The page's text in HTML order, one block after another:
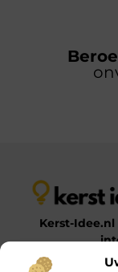
Kerst-